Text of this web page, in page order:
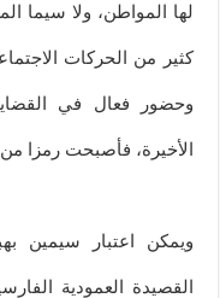
لها المواطن، ولا سيما
كثير من الحركات
وحضور فعال في
الأخيرة، فأصبحت رمزا
ويمكن اعتبار سيمين
القصيدة العمودية